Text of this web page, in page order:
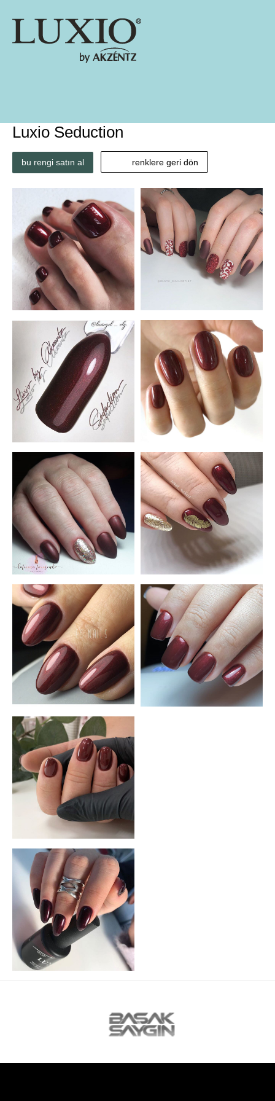
Luxio Seduction
bu rengi satın al renklere geri dön